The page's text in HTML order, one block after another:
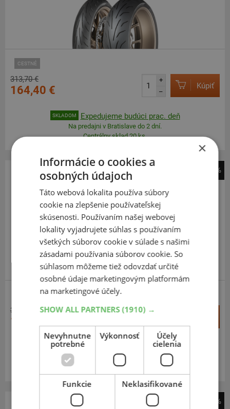
CESTNÉ
313,70 €
164,40 €
+
–
Kúpiť
SKLADOM Expedujeme budúci prac. deň
Na predajni v Bratislave do 2 dní.
Centrálny sklad 20 ks.
-45%
Dunlop
Sportsmart Mk4
160 R17
69W
TL,R
NAJLEPŠÍ V TESTOCH
308,75 €
169,00 €
SKLADOM Expedujeme budúci prac. deň
Na predajni v Bratislave do 2 dní.
Centrálny sklad 20 ks.
-45%
×
Informácie o cookies a
osobných údajoch
Táto webová lokalita používa súbory
cookie na zlepšenie používateľskej
skúsenosti. Používaním našej webovej
lokality vyjadrujete súhlas s používaním
všetkých súborov cookie v súlade s našimi
zásadami používania súborov cookie. So
súhlasom môžeme tiež odovzdať určité
osobné údaje marketingovým platformám
na marketingové účely.
SHOW ALL PARTNERS(1910) →
Nevyhnutne
potrebné
Výkonnosť
Účely
cielenia
Funkcie Neklasifikované